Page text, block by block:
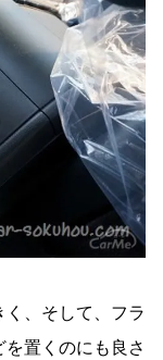
、そして、フラ
置くのにも良さ